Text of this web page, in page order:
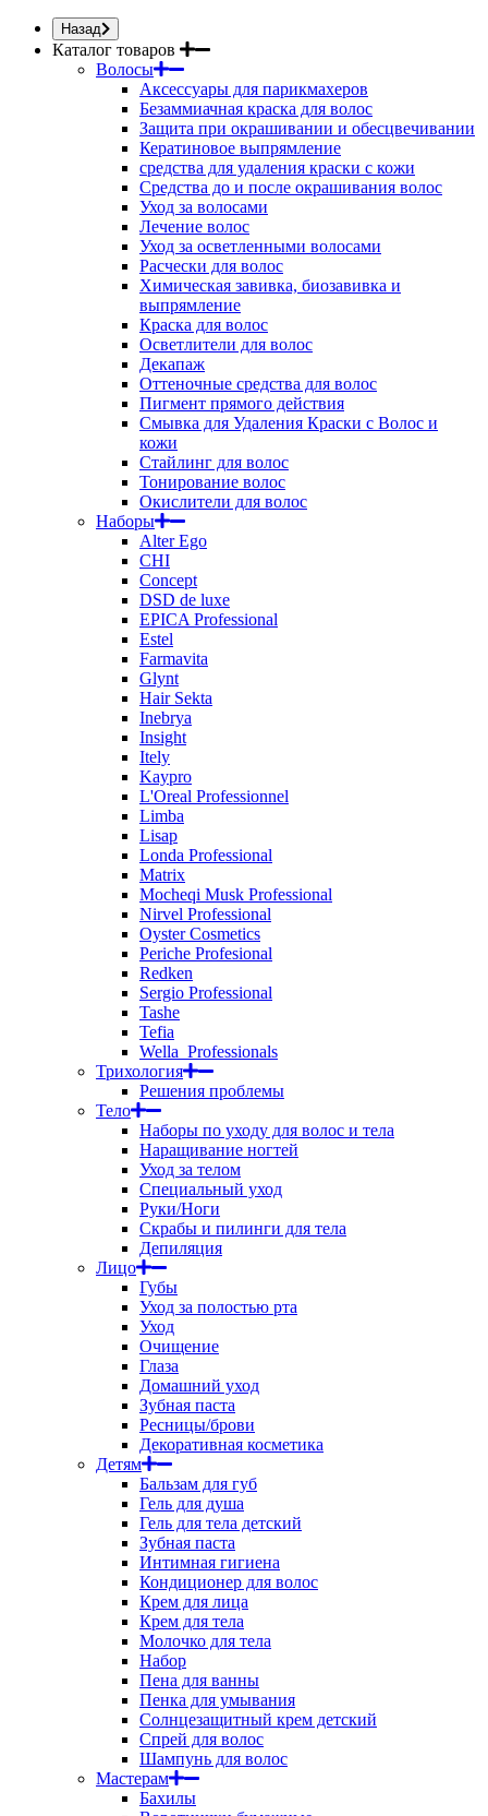
Назад
Каталог товаров
Волосы
Аксессуары для парикмахеров
Безаммиачная краска для волос
Защита при окрашивании и обесцвечивании
Кератиновое выпрямление
средства для удаления краски с кожи
Средства до и после окрашивания волос
Уход за волосами
Лечение волос
Уход за осветленными волосами
Расчески для волос
Химическая завивка, биозавивка и
выпрямление
Краска для волос
Осветлители для волос
Декапаж
Оттеночные средства для волос
Пигмент прямого действия
Смывка для Удаления Краски с Волос и
кожи
Стайлинг для волос
Тонирование волос
Окислители для волос
Наборы
Alter Ego
CHI
Concept
DSD de luxe
EPICA Professional
Estel
Farmavita
Glynt
Hair Sekta
Inebrya
Insight
Itely
Kaypro
L'Oreal Professionnel
Limba
Lisap
Londa Professional
Matrix
Mocheqi Musk Professional
Nirvel Professional
Oyster Cosmetics
Periche Profesional
Redken
Sergio Professional
Tashe
Tefia
Wella_Professionals
Трихология
Решения проблемы
Тело
Наборы по уходу для волос и тела
Наращивание ногтей
Уход за телом
Специальный уход
Руки/Ноги
Скрабы и пилинги для тела
Депиляция
Лицо
Губы
Уход за полостью рта
Уход
Очищение
Глаза
Домашний уход
Зубная паста
Ресницы/брови
Декоративная косметика
Детям
Бальзам для губ
Гель для душа
Гель для тела детский
Зубная паста
Интимная гигиена
Кондиционер для волос
Крем для лица
Крем для тела
Молочко для тела
Набор
Пена для ванны
Пенка для умывания
Солнцезащитный крем детский
Спрей для волос
Шампунь для волос
Мастерам
Бахилы